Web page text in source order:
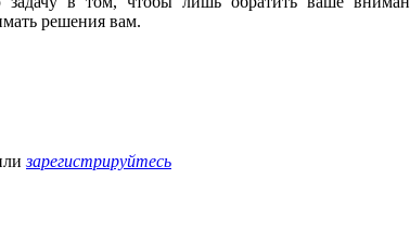
решения вам.
зарегистрируйтесь